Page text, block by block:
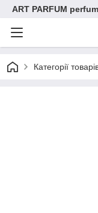
ART PARFUM
Категорії